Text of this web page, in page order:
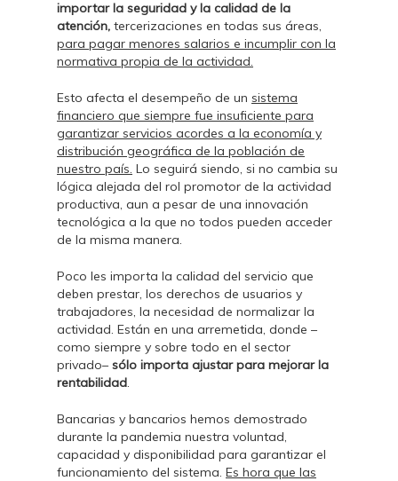
importar la seguridad y la calidad de la
atención, tercerizaciones en todas sus áreas,
para pagar menores salarios e incumplir con la
normativa propia de la actividad.
Esto afecta el desempeño de un sistema
financiero que siempre fue insuficiente para
garantizar servicios acordes a la economía y
distribución geográfica de la población de
nuestro país. Lo seguirá siendo, si no cambia su
lógica alejada del rol promotor de la actividad
productiva, aun a pesar de una innovación
tecnológica a la que no todos pueden acceder
de la misma manera.
Poco les importa la calidad del servicio que
deben prestar, los derechos de usuarios y
trabajadores, la necesidad de normalizar la
actividad. Están en una arremetida, donde –
como siempre y sobre todo en el sector
privado– sólo importa ajustar para mejorar la
rentabilidad.
Bancarias y bancarios hemos demostrado
durante la pandemia nuestra voluntad,
capacidad y disponibilidad para garantizar el
funcionamiento del sistema. Es hora que las